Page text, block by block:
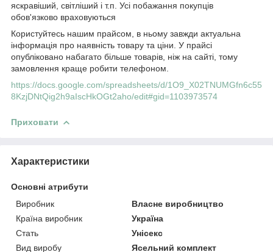
яскравіший, світліший і т.п. Усі побажання покупців
обов'язково враховуються
Користуйтесь нашим прайсом, в ньому завжди актуальна
інформація про наявність товару та ціни. У прайсі
опубліковано набагато більше товарів, ніж на сайті, тому
замовлення краще робити телефоном.
https://docs.google.com/spreadsheets/d/1O9_X02TNUMGfn6c55
8KzjDNtQig2h9aIscHkOGt2aho/edit#gid=1103973574
Приховати
Характеристики
Основні атрибути
Виробник
Власне виробництво
Країна виробник
Україна
Стать
Унісекс
Вид виробу
Ясельний комплект